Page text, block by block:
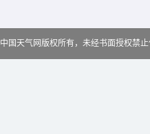
中国天气网版权所有，未经书面授权